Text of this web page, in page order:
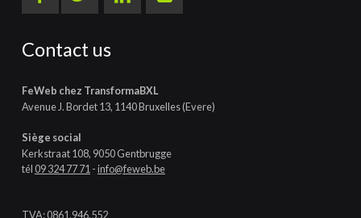
Contact us
FeWeb chez TransformaBXL
Avenue J. Bordet 13, 1140 Bruxelles (Evere)
Siège social
Kerkstraat 108, 9050 Gentbrugge
tél09 324 77 71 -info@feweb.be
TVA: 0861.946.552